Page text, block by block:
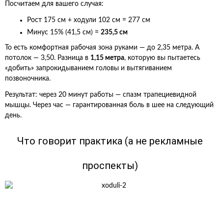
Посчитаем для вашего случая:
Рост 175 см + ходули 102 см = 277 см
Минус 15% (41,5 см) = 235,5 см
То есть комфортная рабочая зона руками — до 2,35 метра. А
потолок — 3,50. Разница в 1,15 метра, которую вы пытаетесь
«добить» запрокидыванием головы и вытягиванием
позвоночника.
Результат: через 20 минут работы — спазм трапециевидной
мышцы. Через час — гарантированная боль в шее на следующий
день.
Что говорит практика (а не рекламные
проспекты)